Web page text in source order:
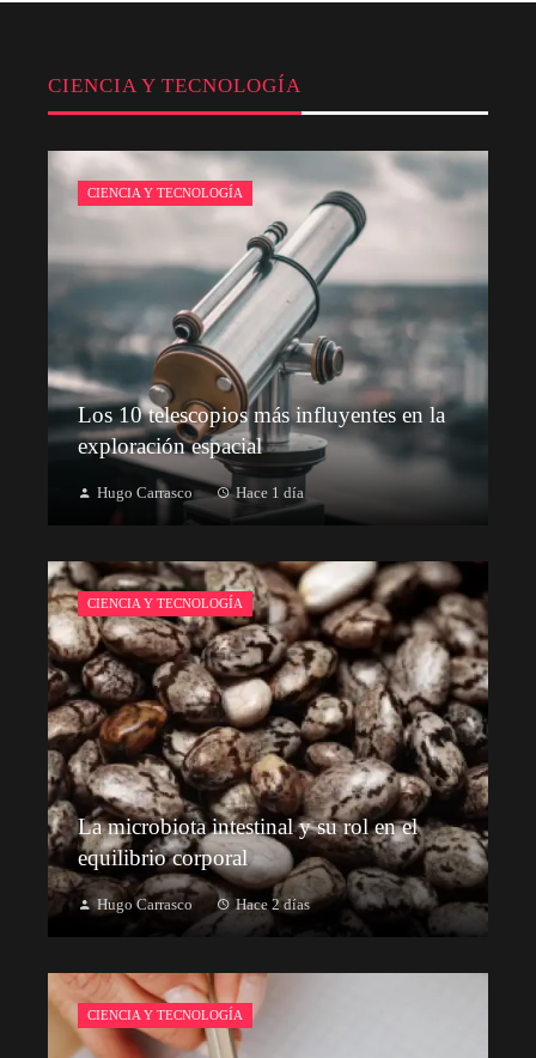
CIENCIA Y TECNOLOGÍA
CIENCIA Y TECNOLOGÍA
Los 10 telescopios más influyentes en la
exploración espacial
Hugo Carrasco Hace 1 día
CIENCIA Y TECNOLOGÍA
La microbiota intestinal y su rol en el
equilibrio corporal
Hugo Carrasco Hace 2 días
CIENCIA Y TECNOLOGÍA